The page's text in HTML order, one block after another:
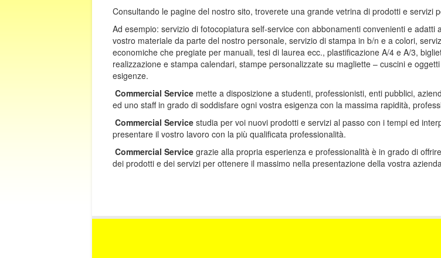
Consultando le pagine del nostro sito, troverete una grande vetrina di prodotti e servizi
Ad esempio: servizio di fotocopiatura self-service con abbonamenti convenienti e
vostro materiale da parte del nostro personale, servizio di stampa in b/n e a colori,
economiche che pregiate per manuali, tesi di laurea ecc., plastificazione A/4 e A/3,
realizzazione e stampa calendari, stampe personalizzate su magliette – cuscini e
esigenze.
Commercial Service mette a disposizione a studenti, professionisti, enti pubblici,
ed uno staff in grado di soddisfare ogni vostra esigenza con la massima rapidità,
Commercial Service studia per voi nuovi prodotti e servizi al passo con i tempi ed
presentare il vostro lavoro con la più qualificata professionalità.
Commercial Service grazie alla propria esperienza e professionalità è in grado di
dei prodotti e dei servizi per ottenere il massimo nella presentazione della